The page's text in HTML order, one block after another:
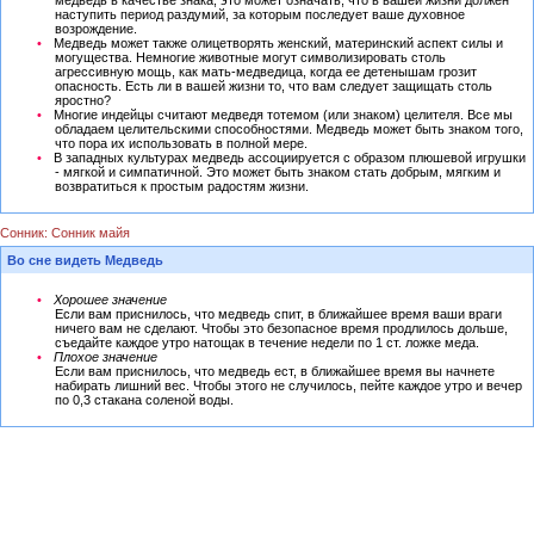
наступить период раздумий, за которым последует ваше духовное
возрождение.
Медведь может также олицетворять женский, материнский аспект силы и
могущества. Немногие животные могут символизировать столь
агрессивную мощь, как мать-медведица, когда ее детенышам грозит
опасность. Есть ли в вашей жизни то, что вам следует защищать столь
яростно?
Многие индейцы считают медведя тотемом (или знаком) целителя. Все мы
обладаем целительскими способностями. Медведь может быть знаком того,
что пора их использовать в полной мере.
В западных культурах медведь ассоциируется с образом плюшевой игрушки
- мягкой и симпатичной. Это может быть знаком стать добрым, мягким и
возвратиться к простым радостям жизни.
Сонник: Сонник майя
Во сне видеть Медведь
Хорошее значение
Если вам приснилось, что медведь спит, в ближайшее время ваши враги
ничего вам не сделают. Чтобы это безопасное время продлилось дольше,
съедайте каждое утро натощак в течение недели по 1 ст. ложке меда.
Плохое значение
Если вам приснилось, что медведь ест, в ближайшее время вы начнете
набирать лишний вес. Чтобы этого не случилось, пейте каждое утро и вечер
по 0,3 стакана соленой воды.